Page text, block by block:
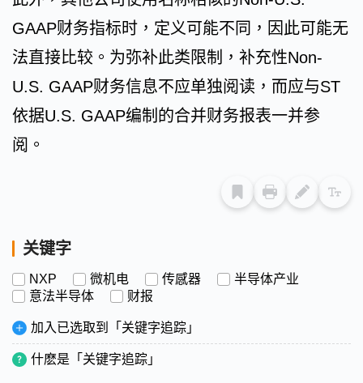
GAAP财务指标时，定义可能不同，因此可能无
法直接比较。为弥补此类限制，补充性Non-
U.S. GAAP财务信息不应单独阅读，而应与ST
依据U.S. GAAP编制的合并财务报表一并参
阅。
关键字
NXP 微机电 传感器
半导体产业
意法半导体
财报
加入已选取到「关键字追踪」
什麽是「关键字追踪」